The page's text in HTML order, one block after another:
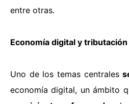
entre otras.
Economía digital y
Uno de los temas centrales
economía digital, un ámbito